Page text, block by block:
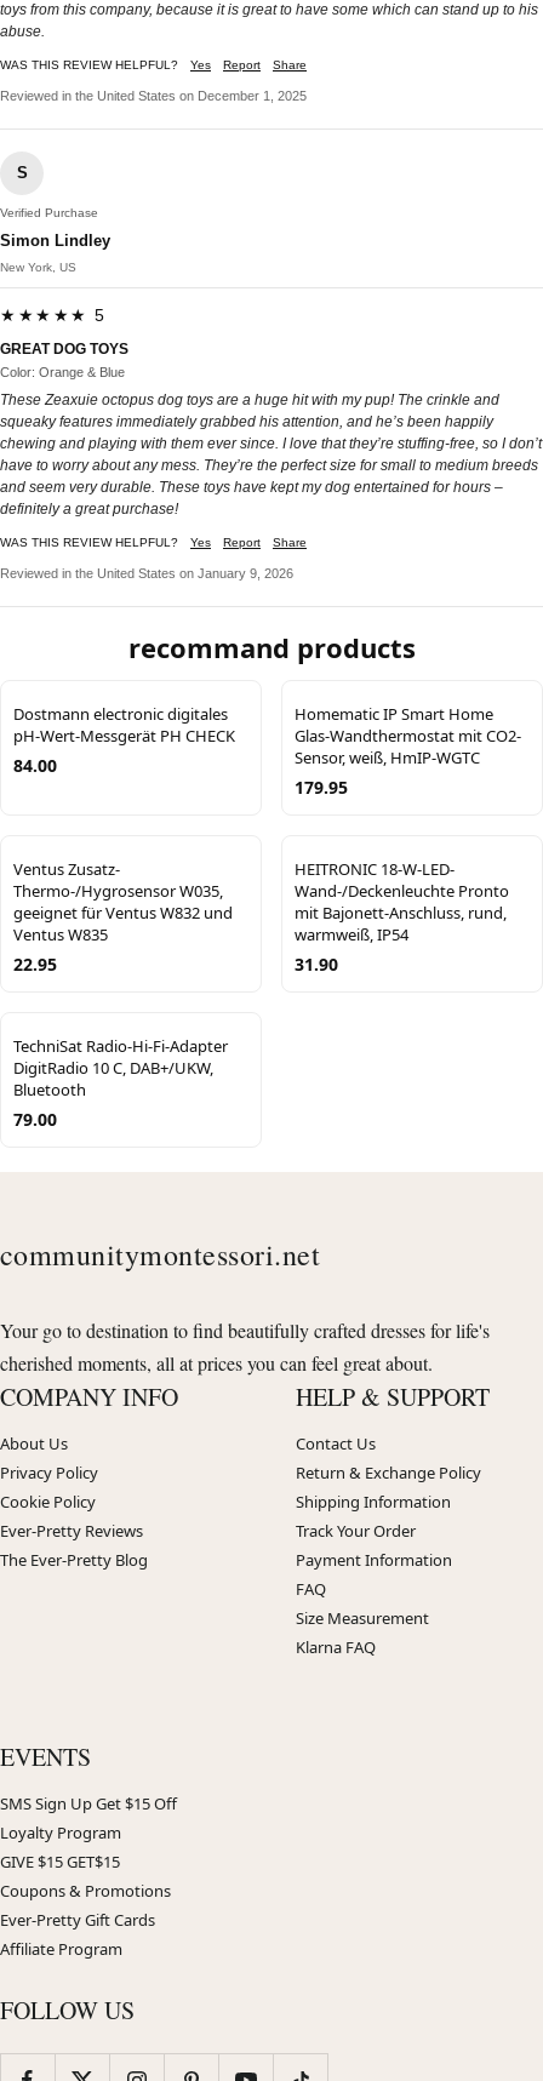
toys from this company, because it is great to have some which can stand up to his
abuse.
WAS THIS REVIEW HELPFUL? Yes Report Share
Reviewed in the United States on December 1, 2025
S
Verified Purchase
Simon Lindley
New York, US
★★★★★ 5
GREAT DOG TOYS
Color: Orange & Blue
These Zeaxuie octopus dog toys are a huge hit with my pup! The crinkle and
squeaky features immediately grabbed his attention, and he’s been happily
chewing and playing with them ever since. I love that they’re stuffing-free, so I don’t
have to worry about any mess. They’re the perfect size for small to medium breeds
and seem very durable. These toys have kept my dog entertained for hours –
definitely a great purchase!
WAS THIS REVIEW HELPFUL? Yes Report Share
Reviewed in the United States on January 9, 2026
recommand products
Dostmann electronic digitales
pH-Wert-Messgerät PH CHECK
84.00
Homematic IP Smart Home
Glas-Wandthermostat mit CO2-
Sensor, weiß, HmIP-WGTC
179.95
Ventus Zusatz-
Thermo-/Hygrosensor W035,
geeignet für Ventus W832 und
Ventus W835
22.95
HEITRONIC 18-W-LED-
Wand-/Deckenleuchte Pronto
mit Bajonett-Anschluss, rund,
warmweiß, IP54
31.90
TechniSat Radio-Hi-Fi-Adapter
DigitRadio 10 C, DAB+/UKW,
Bluetooth
79.00
communitymontessori.net
Your go to destination to find beautifully crafted dresses for life's
cherished moments, all at prices you can feel great about.
COMPANY INFO
About Us
Privacy Policy
Cookie Policy
Ever-Pretty Reviews
The Ever-Pretty Blog
HELP & SUPPORT
Contact Us
Return & Exchange Policy
Shipping Information
Track Your Order
Payment Information
FAQ
Size Measurement
Klarna FAQ
EVENTS
SMS Sign Up Get $15 Off
Loyalty Program
GIVE $15 GET$15
Coupons & Promotions
Ever-Pretty Gift Cards
Affiliate Program
FOLLOW US